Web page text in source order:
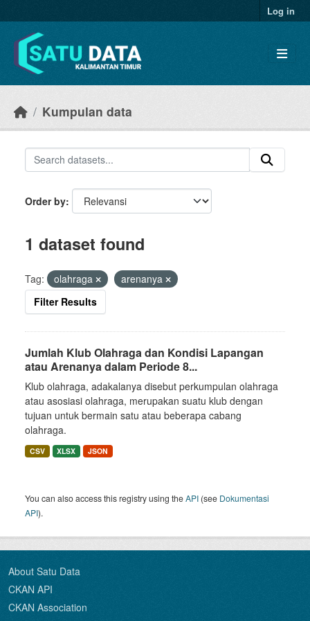
Log in
Kumpulan data
Order by
1 dataset found
Tag: olahraga
arenanya
Filter Results
Jumlah Klub Olahraga dan Kondisi Lapangan
atau Arenanya dalam Periode 8...
Klub olahraga, adakalanya disebut perkumpulan olahraga
atau asosiasi olahraga, merupakan suatu klub dengan
tujuan untuk bermain satu atau beberapa cabang
olahraga.
CSV XLSX JSON
You can also access this registry using theAPI (see Dokumentasi
API).
About Satu Data
CKAN API
CKAN Association